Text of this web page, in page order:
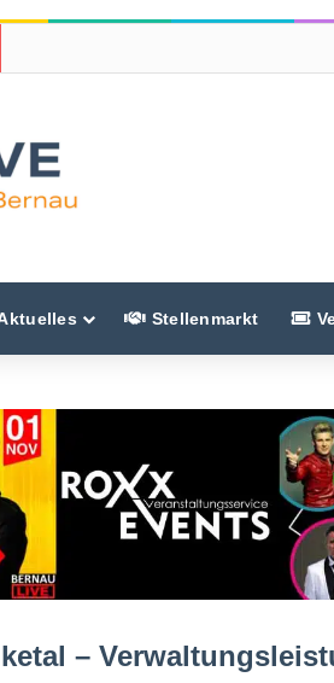
Stellenmarkt
–